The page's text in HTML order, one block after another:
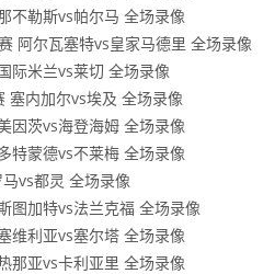
不勒斯vs帕尔马 全场录像
阿尔瓦塞特vs皇家马德里 全场录像
际米兰vs莱切 全场录像
塞内加尔vs埃及 全场录像
因茨vs海登海姆 全场录像
特蒙德vs不莱梅 全场录像
vs都灵 全场录像
图加特vs法兰克福 全场录像
维利亚vs塞尔塔 全场录像
那亚vs卡利亚里 全场录像